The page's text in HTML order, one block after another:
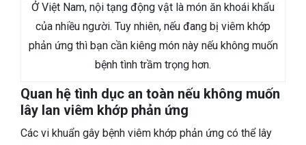
Ở Việt Nam, nội tạng động vật là món ăn khoái khẩu
của nhiều người. Tuy nhiên, nếu đang bị viêm khớp
phản ứng thì bạn cần kiêng món này nếu không muốn
bệnh tình trầm trọng hơn.
Quan hệ tình dục an toàn nếu không muốn
lây lan viêm khớp phản ứng
Các vi khuẩn gây bệnh viêm khớp phản ứng có thể lây